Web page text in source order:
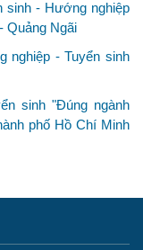
sinh - Hướng nghiệp
Quảng Ngãi
nghiệp - Tuyển sinh
sinh "Đúng ngành
phố Hồ Chí Minh